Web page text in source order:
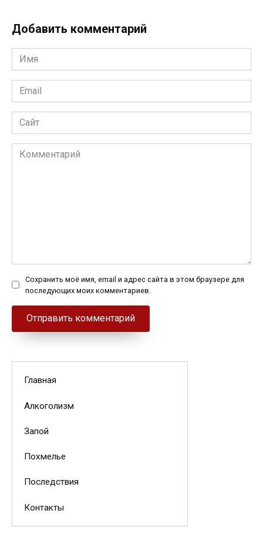
Добавить комментарий
Имя
*
Email
*
Сайт
Комментарий
Сохранить моё имя, email и адрес сайта в этом браузере для
последующих моих комментариев.
Главная
Алкоголизм
Запой
Похмелье
Последствия
Контакты